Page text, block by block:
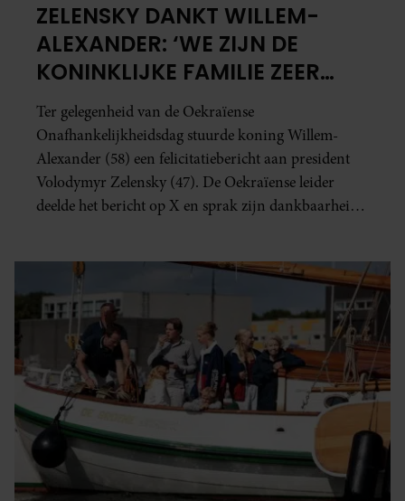
ZELENSKY DANKT WILLEM-
ALEXANDER: ‘WE ZIJN DE
KONINKLIJKE FAMILIE ZEER
DANKBAAR’
Ter gelegenheid van de Oekraïense
Onafhankelijkheidsdag stuurde koning Willem-
Alexander (58) een felicitatiebericht aan president
Volodymyr Zelensky (47). De Oekraïense leider
deelde het bericht op X en sprak zijn dankbaarheid